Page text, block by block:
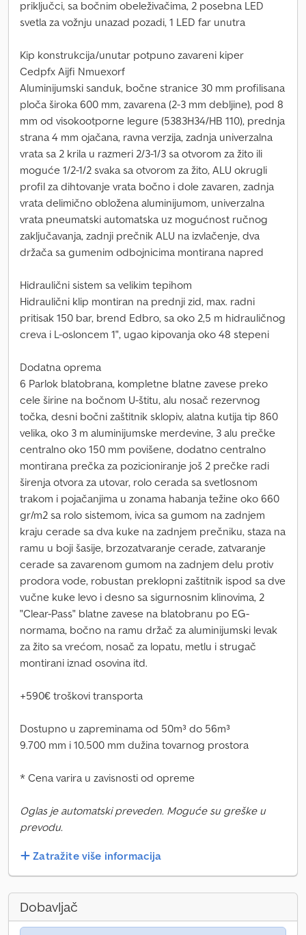
priključci, sa bočnim obeleživačima, 2 posebna LED
svetla za vožnju unazad pozadi, 1 LED far unutra
Kip konstrukcija/unutar potpuno zavareni kiper
Cedpfx Aijfi Nmuexorf
Aluminijumski sanduk, bočne stranice 30 mm profilisana
ploča široka 600 mm, zavarena (2-3 mm debljine), pod 8
mm od visokootporne legure (5383H34/HB 110), prednja
strana 4 mm ojačana, ravna verzija, zadnja univerzalna
vrata sa 2 krila u razmeri 2/3-1/3 sa otvorom za žito ili
moguće 1/2-1/2 svaka sa otvorom za žito, ALU okrugli
profil za dihtovanje vrata bočno i dole zavaren, zadnja
vrata delimično obložena aluminijumom, univerzalna
vrata pneumatski automatska uz mogućnost ručnog
zaključavanja, zadnji prečnik ALU na izvlačenje, dva
držača sa gumenim odbojnicima montirana napred
Hidraulični sistem sa velikim tepihom
Hidraulični klip montiran na prednji zid, max. radni
pritisak 150 bar, brend Edbro, sa oko 2,5 m hidrauličnog
creva i L-osloncem 1", ugao kipovanja oko 48 stepeni
Dodatna oprema
6 Parlok blatobrana, kompletne blatne zavese preko
cele širine na bočnom U-štitu, alu nosač rezervnog
točka, desni bočni zaštitnik sklopiv, alatna kutija tip 860
velika, oko 3 m aluminijumske merdevine, 3 alu prečke
centralno oko 150 mm povišene, dodatno centralno
montirana prečka za pozicioniranje još 2 prečke radi
širenja otvora za utovar, rolo cerada sa svetlosnom
trakom i pojačanjima u zonama habanja težine oko 660
gr/m2 sa rolo sistemom, ivica sa gumom na zadnjem
kraju cerade sa dva kuke na zadnjem prečniku, staza na
ramu u boji šasije, brzozatvaranje cerade, zatvaranje
cerade sa zavarenom gumom na zadnjem delu protiv
prodora vode, robustan preklopni zaštitnik ispod sa dve
vučne kuke levo i desno sa sigurnosnim klinovima, 2
"Clear-Pass" blatne zavese na blatobranu po EG-
normama, bočno na ramu držač za aluminijumski levak
za žito sa vrećom, nosač za lopatu, metlu i strugač
montirani iznad osovina itd.
+590€ troškovi transporta
Dostupno u zapreminama od 50m³ do 56m³
9.700 mm i 10.500 mm dužina tovarnog prostora
* Cena varira u zavisnosti od opreme
Oglas je automatski preveden. Moguće su greške u
prevodu.
Zatražite više informacija
Dobavljač